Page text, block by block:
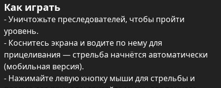
Как играть
- Уничтожьте преследователей, чтобы пройти
уровень.
- Коснитесь экрана и водите по нему для
прицеливания — стрельба начнётся автоматически
(мобильная версия).
- Нажимайте левую кнопку мыши для стрельбы и